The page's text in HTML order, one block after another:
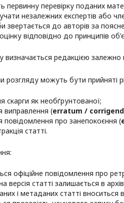
первинну перевірку поданих
незалежних експертів або
звертається до авторів за
відповідно до принципів
визначається редакцією залежно
розгляду можуть бути прийняті
скарги як необґрунтованої;
виправлення (erratum /
повідомлення про занепокоєння (
статті.
офіційне повідомлення про
версія статті залишається в
і метаданих статті вноситься